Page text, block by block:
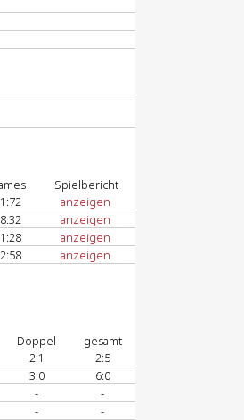
Spielbericht
anzeigen
anzeigen
anzeigen
anzeigen
Doppel
gesamt
2:1
2:5
3:0
6:0
-
-
-
-